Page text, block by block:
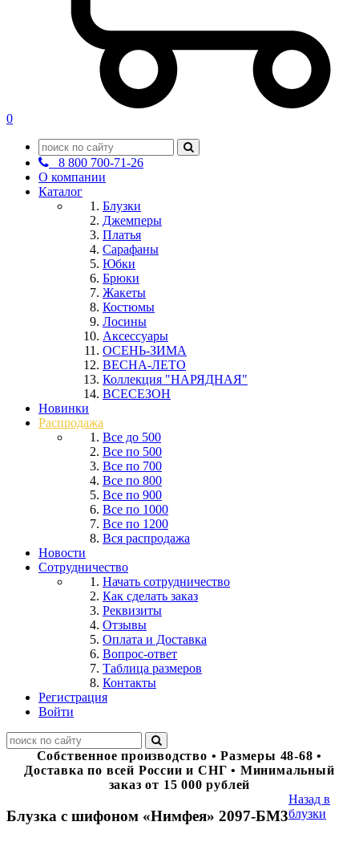
0
8 800 700-71-26
О компании
Каталог
Блузки
Джемперы
Платья
Сарафаны
Юбки
Брюки
Жакеты
Костюмы
Лосины
Аксессуары
ОСЕНЬ-ЗИМА
ВЕСНА-ЛЕТО
Коллекция "НАРЯДНАЯ"
ВСЕСЕЗОН
Новинки
Распродажа
Все до 500
Все по 500
Все по 700
Все по 800
Все по 900
Все по 1000
Все по 1200
Вся распродажа
Новости
Сотрудничество
Начать сотрудничество
Как сделать заказ
Реквизиты
Отзывы
Оплата и Доставка
Вопрос-ответ
Таблица размеров
Контакты
Регистрация
Войти
Собственное производство • Размеры 48-68 •
Доставка по всей России и СНГ • Минимальный
заказ от 15 000 рублей
Блузка с шифоном «Нимфея» 2097-БМ3
Назад в
блузки